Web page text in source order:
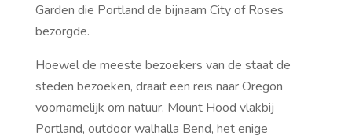
Garden die Portland de bijnaam City of Roses
bezorgde.
Hoewel de meeste bezoekers van de staat de
steden bezoeken, draait een reis naar Oregon
voornamelijk om natuur. Mount Hood vlakbij
Portland, outdoor walhalla Bend, het enige